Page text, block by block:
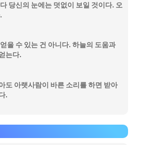
당신의 눈에는 덧없이 보일 것이다. 오
을 수 있는 건 아니다. 하늘의 도움과
는다.
도 아랫사람이 바른 소리를 하면 받아
.